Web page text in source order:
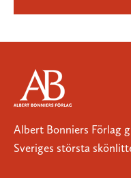
Albert Bonniers Förlag
Sveriges största